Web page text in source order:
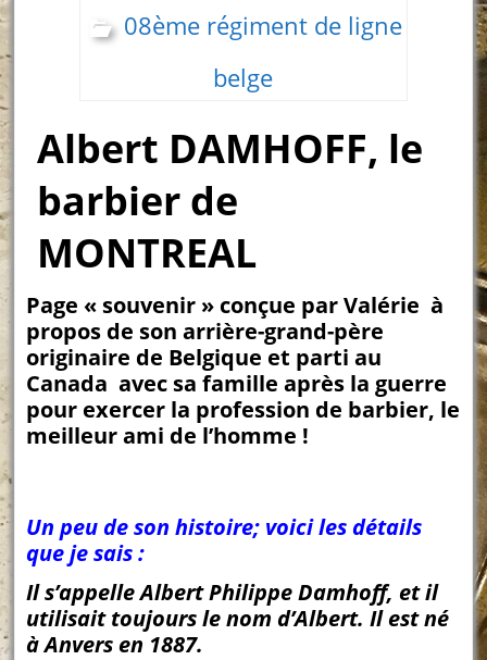
08ème régiment de ligne
belge
Albert DAMHOFF, le
barbier de
MONTREAL
Page « souvenir » conçue par Valérie à
propos de son arrière-grand-père
originaire de Belgique et parti au
Canada avec sa famille après la guerre
pour exercer la profession de barbier, le
meilleur ami de l’homme !
Un peu de son histoire; voici les détails
que je sais :
Il s’appelle Albert Philippe Damhoff, et il
utilisait toujours le nom d’Albert. Il est né
à Anvers en 1887.